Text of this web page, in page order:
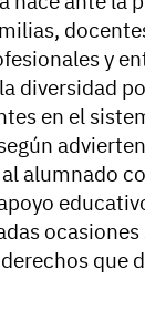
y
diversidad
en el
alumnado
ocasiones
que